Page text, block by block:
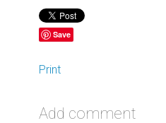
Save
Print
Add comment